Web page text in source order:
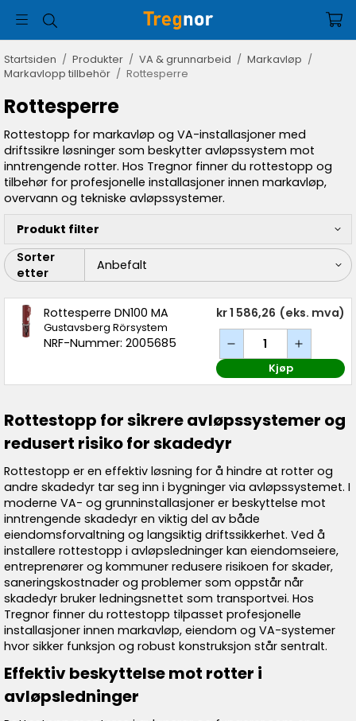
Startsiden / Produkter / VA & grunnarbeid / Markavløp /
Markavlopp tillbehör / Rottesperre
Rottesperre
Rottestopp for markavløp og VA-installasjoner med
driftssikre løsninger som beskytter avløpssystem mot
inntrengende rotter. Hos Tregnor finner du rottestopp og
tilbehør for profesjonelle installasjoner innen markavløp,
overvann og tekniske avløpssystemer.
Produkt filter
Sorter
etter
Rottesperre DN100 MA
Gustavsberg Rörsystem
NRF-Nummer: 2005685
kr 1 586,26 (eks. mva)
Kjøp
Rottestopp for sikrere avløpssystemer og
redusert risiko for skadedyr
Rottestopp er en effektiv løsning for å hindre at rotter og
andre skadedyr tar seg inn i bygninger via avløpssystemet. I
moderne VA- og grunninstallasjoner er beskyttelse mot
inntrengende skadedyr en viktig del av både
eiendomsforvaltning og langsiktig driftssikkerhet. Ved å
installere rottestopp i avløpsledninger kan eiendomseiere,
entreprenører og kommuner redusere risikoen for skader,
saneringskostnader og problemer som oppstår når
skadedyr bruker ledningsnettet som transportvei. Hos
Tregnor finner du rottestopp tilpasset profesjonelle
installasjoner innen markavløp, eiendom og VA-systemer
hvor sikker funksjon og robust konstruksjon står sentralt.
Effektiv beskyttelse mot rotter i
avløpsledninger